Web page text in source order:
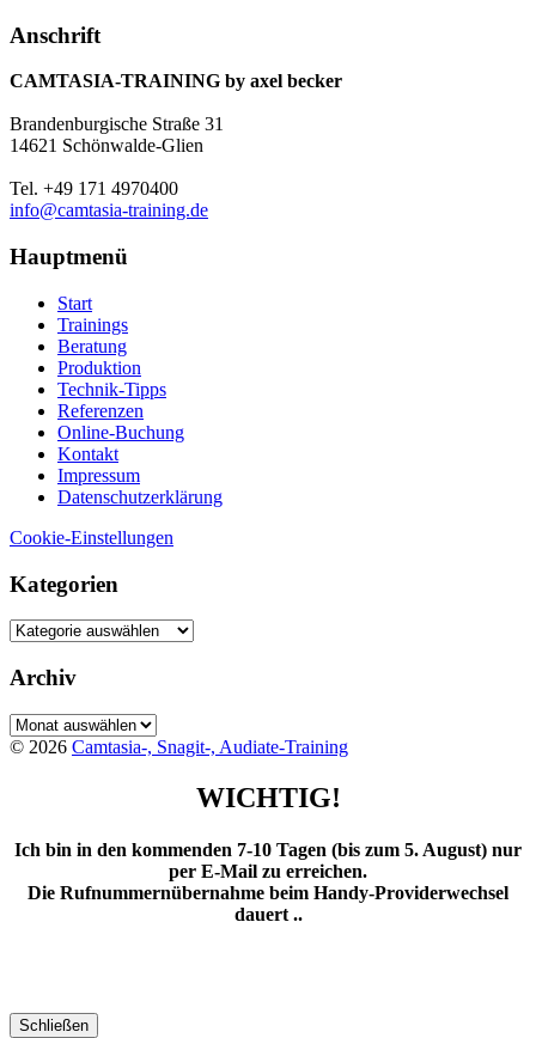
Anschrift
CAMTASIA-TRAINING by axel becker
Brandenburgische Straße 31
14621 Schönwalde-Glien
Tel. +49 171 4970400
info@camtasia-training.de
Hauptmenü
Start
Trainings
Beratung
Produktion
Technik-Tipps
Referenzen
Online-Buchung
Kontakt
Impressum
Datenschutzerklärung
Cookie-Einstellungen
Kategorien
Kategorien
Archiv
Archiv
© 2026 Camtasia-, Snagit-, Audiate-Training
WICHTIG!
Ich bin in den kommenden 7-10 Tagen (bis zum 5. August) nur
per E-Mail zu erreichen.
Die Rufnummernübernahme beim Handy-Providerwechsel
dauert ..
Schließen